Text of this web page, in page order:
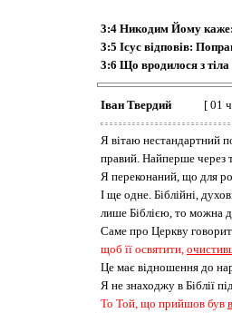
3:4 Никодим Йому каже:
3:5 Ісус відповів:
3:6 Що вродилося з
Іван Твердий [ 01
Я вітаю нестандартний
правий. Найперше через
Я переконаний, що для
І ще одне. Біблійні,
лише Біблією, то можна
Саме про Церкву
щоб її освятити,
Це має відношення до
Я не знаходжу в Біблії
То Той, що прийшов був